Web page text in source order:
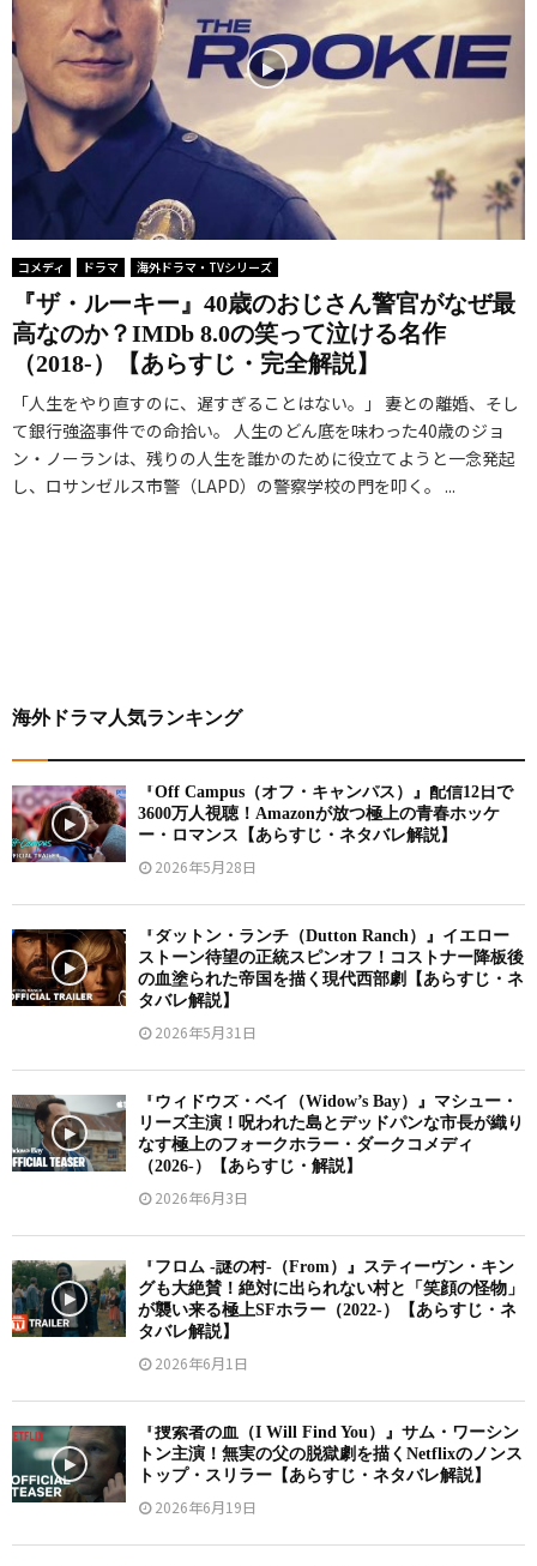
コメディ ドラマ 海外ドラマ・TVシリーズ
『ザ・ルーキー』40歳のおじさん警官がなぜ最
高なのか？IMDb 8.0の笑って泣ける名作
（2018-）【あらすじ・完全解説】
「人生をやり直すのに、遅すぎることはない。」 妻との離婚、そし
て銀行強盗事件での命拾い。 人生のどん底を味わった40歳のジョ
ン・ノーランは、残りの人生を誰かのために役立てようと一念発起
し、ロサンゼルス市警（LAPD）の警察学校の門を叩く。 ...
海外ドラマ人気ランキング
『Off Campus（オフ・キャンパス）』配信12日で
3600万人視聴！Amazonが放つ極上の青春ホッケ
ー・ロマンス【あらすじ・ネタバレ解説】
2026年5月28日
『ダットン・ランチ（Dutton Ranch）』イエロー
ストーン待望の正統スピンオフ！コストナー降板後
の血塗られた帝国を描く現代西部劇【あらすじ・ネ
タバレ解説】
2026年5月31日
『ウィドウズ・ベイ（Widow’s Bay）』マシュー・
リーズ主演！呪われた島とデッドパンな市長が織り
なす極上のフォークホラー・ダークコメディ
（2026-）【あらすじ・解説】
2026年6月3日
『フロム -謎の村-（From）』スティーヴン・キン
グも大絶賛！絶対に出られない村と「笑顔の怪物」
が襲い来る極上SFホラー（2022-）【あらすじ・ネ
タバレ解説】
2026年6月1日
『捜索者の血（I Will Find You）』サム・ワーシン
トン主演！無実の父の脱獄劇を描くNetflixのノンス
トップ・スリラー【あらすじ・ネタバレ解説】
2026年6月19日